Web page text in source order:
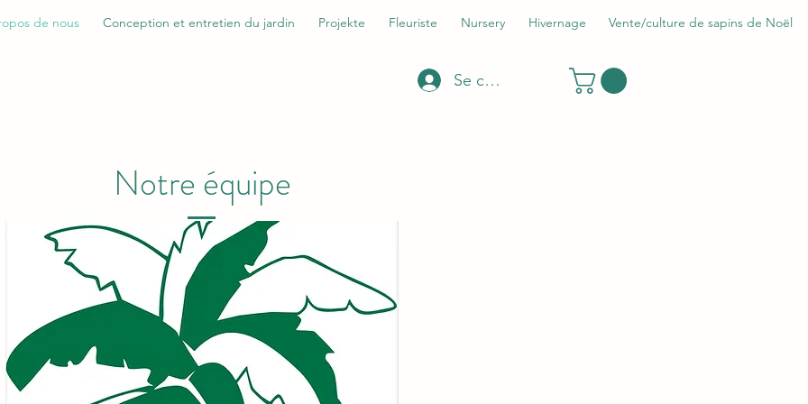
de nous Conception et entretien du jardin Projekte Fleuriste Nursery Hivernage Vente/culture de sapins de Noël
Se connecter
Notre équipe